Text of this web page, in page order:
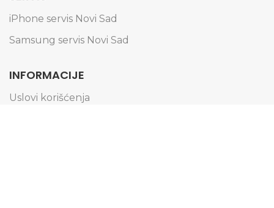
iPhone servis Novi Sad
Samsung servis Novi Sad
INFORMACIJE
Uslovi korišćenja